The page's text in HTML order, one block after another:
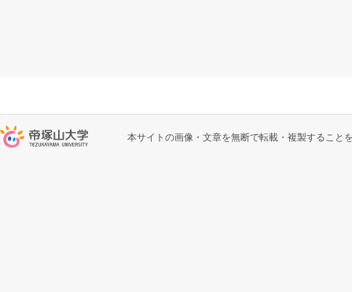
本サイトの画像・文章を無断で転載・複製すること